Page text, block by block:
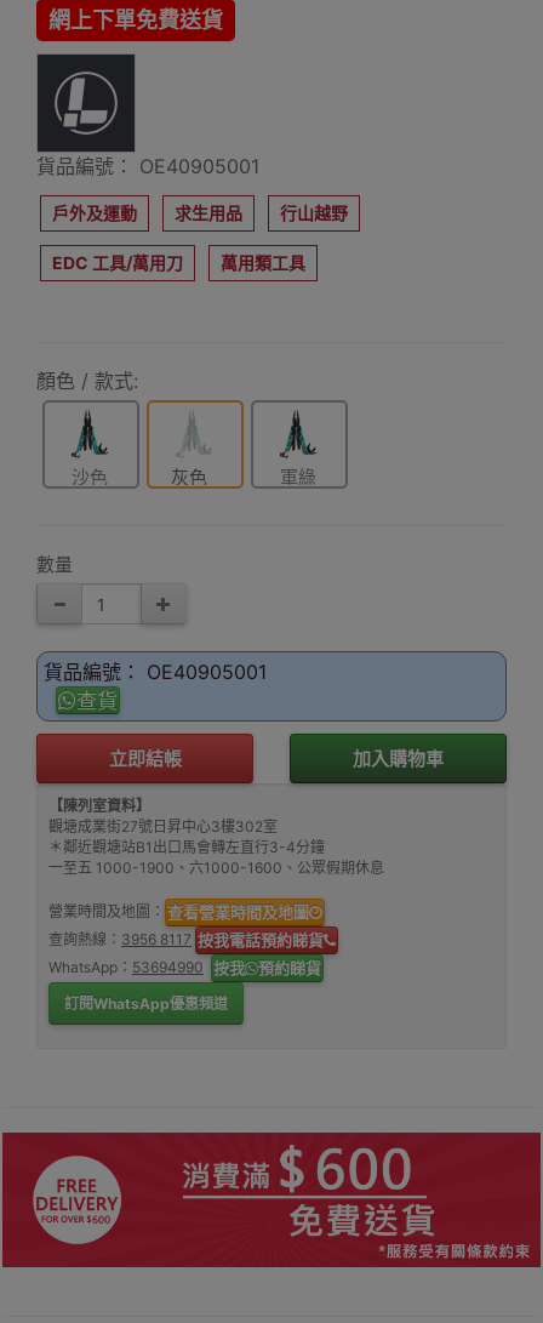
網上下單免費送貨
貨品編號： OE40905001
戶外及運動 求生用品 行山越野
EDC 工具/萬用刀 萬用類工具
顏色 / 款式:
沙色 灰色 軍綠
數量
貨品編號： OE40905001
查貨
立即結帳 加入購物車
【陳列室資料】
觀塘成業街27號日昇中心3樓302室
＊鄰近觀塘站B1出口馬會轉左直行3-4分鐘
一至五 1000-1900、六1000-1600、公眾假期休息
營業時間及地圖： 查看營業時間及地圖
查詢熱線： 3956 8117 按我電話預約睇貨
WhatsApp： 53694990 按我 預約睇貨
訂閱WhatsApp優惠頻道